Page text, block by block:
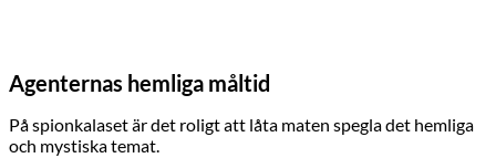
Agenternas hemliga måltid
På spionkalaset är det roligt att låta maten spegla det hemliga
och mystiska temat.